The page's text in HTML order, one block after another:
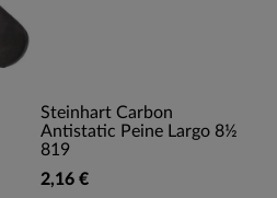
Steinhart Carbon
Antistatic Peine Largo 8½
819
2,16 €